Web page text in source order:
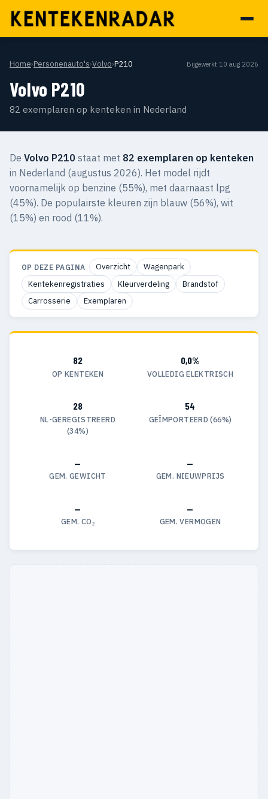
Home›Personenauto's›Volvo›P210 Bijgewerkt 10 aug 2026
Volvo P210
82 exemplaren op kenteken in Nederland
De Volvo P210 staat met 82 exemplaren op kenteken
in Nederland (augustus 2026). Het model rijdt
voornamelijk op benzine (55%), met daarnaast lpg
(45%). De populairste kleuren zijn blauw (56%), wit
(15%) en rood (11%).
OP DEZE PAGINA Overzicht
Wagenpark
Kentekenregistraties
Kleurverdeling
Brandstof
Carrosserie
Exemplaren
82
OP KENTEKEN
0,0%
VOLLEDIG ELEKTRISCH
28
NL-GEREGISTREERD
(34%)
54
GEÏMPORTEERD (66%)
—
GEM. GEWICHT
—
GEM. NIEUWPRIJS
—
GEM. CO₂
—
GEM. VERMOGEN